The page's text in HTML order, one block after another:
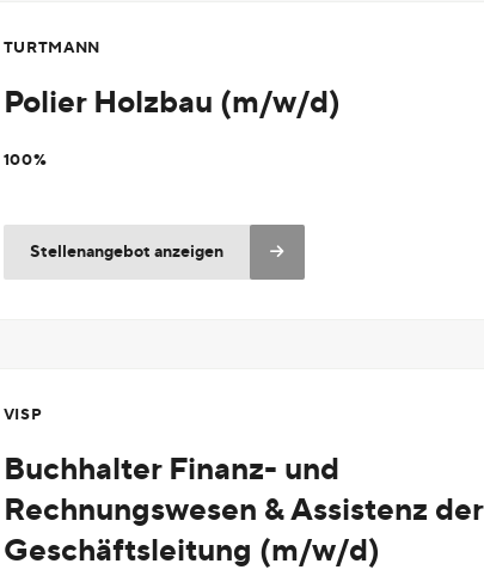
TURTMANN
Polier Holzbau (m/w/d)
100%
Stellenangebot anzeigen
VISP
Buchhalter Finanz- und
Rechnungswesen & Assistenz der
Geschäftsleitung (m/w/d)